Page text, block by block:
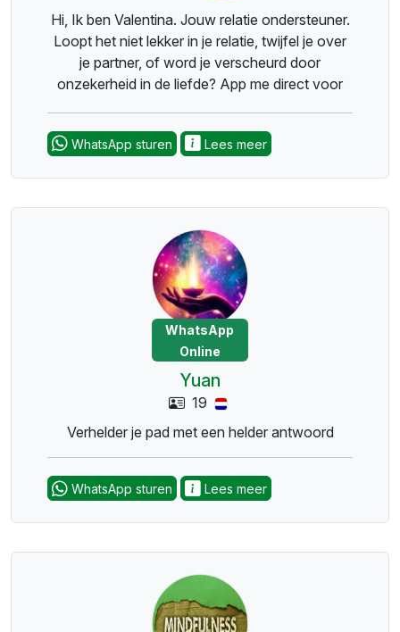
Hi, Ik ben Valentina. Jouw relatie ondersteuner.
Loopt het niet lekker in je relatie, twijfel je over
je partner, of word je verscheurd door
onzekerheid in de liefde? App me direct voor
WhatsApp sturen Lees meer
WhatsApp
Online
Yuan
19
Verhelder je pad met een helder antwoord
WhatsApp sturen Lees meer